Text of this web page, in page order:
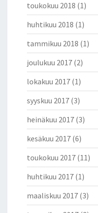
toukokuu 2018 (1)
huhtikuu 2018 (1)
tammikuu 2018 (1)
joulukuu 2017 (2)
lokakuu 2017 (1)
syyskuu 2017 (3)
heinäkuu 2017 (3)
kesäkuu 2017 (6)
toukokuu 2017 (11)
huhtikuu 2017 (1)
maaliskuu 2017 (3)